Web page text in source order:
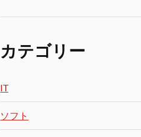
カテゴリー
IT
ソフト